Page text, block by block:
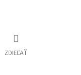
ZDIEĽAŤ